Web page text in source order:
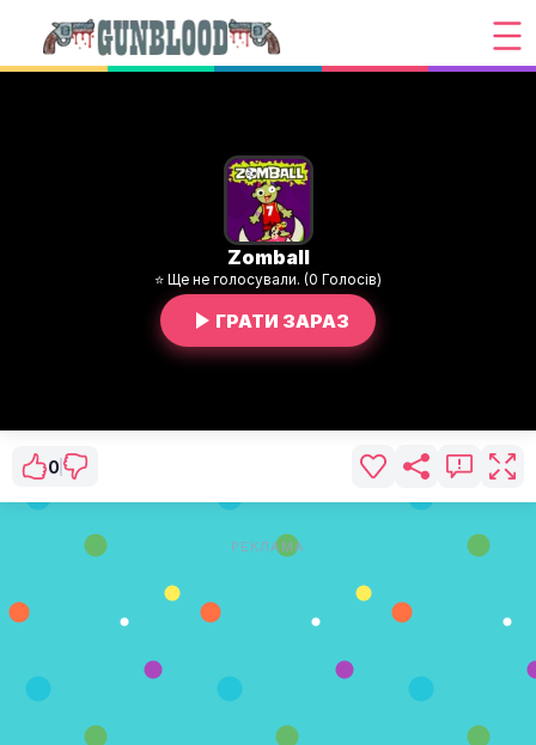
Zomball
⭐ Ще не голосували. (0 Голосів)
ГРАТИ ЗАРАЗ
0
РЕКЛАМА